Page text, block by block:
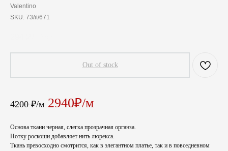
Valentino
SKU: 73/it/671
Out of stock
4200 ₽/м 2940₽/м
Основа ткани черная, слегка прозрачная органза.
Нотку роскоши добавляет нить люрекса.
Ткань превосходно смотрится, как в элегантном платье, так и в повседневном